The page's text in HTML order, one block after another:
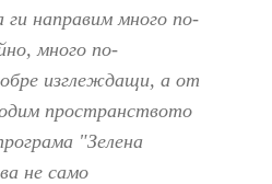
направим много по-
много по-
изглеждащи, а от
пространството
"Зелена
не само